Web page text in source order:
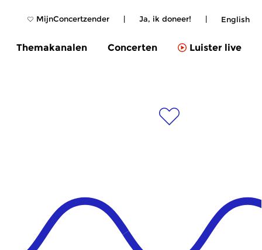
MijnConcertzender | Ja, ik doneer! | English
Themakanalen Concerten Luister live